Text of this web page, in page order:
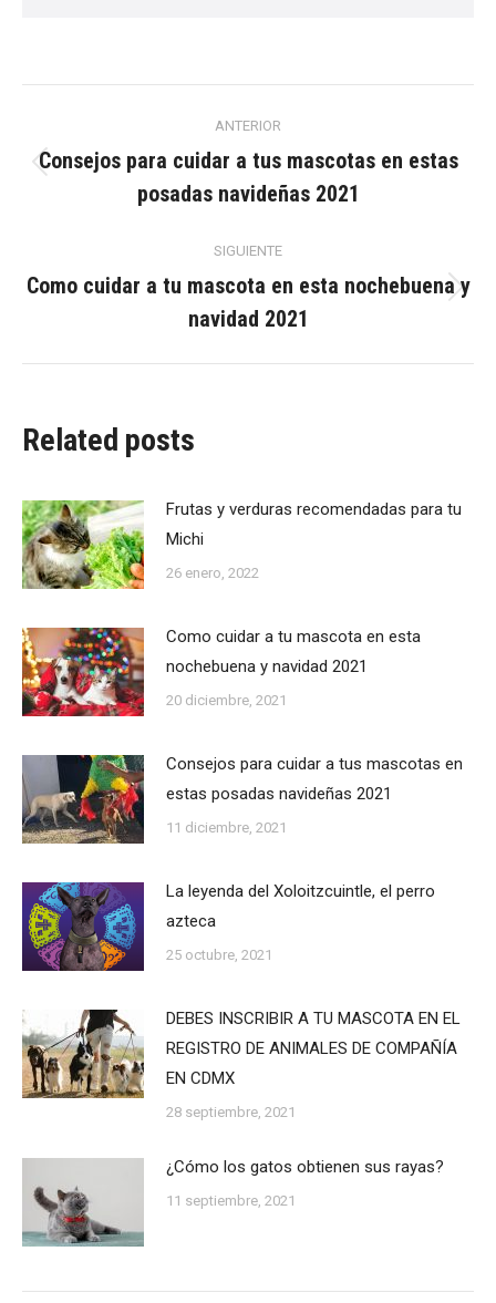
Navegación
entre
publicaciones
ANTERIOR
Publicación
anterior:
Consejos para cuidar a tus mascotas en estas
posadas navideñas 2021
SIGUIENTE
Publicación
siguiente:
Como cuidar a tu mascota en esta nochebuena y
navidad 2021
Related posts
Frutas y verduras recomendadas para tu
Michi
26 enero, 2022
Como cuidar a tu mascota en esta
nochebuena y navidad 2021
20 diciembre, 2021
Consejos para cuidar a tus mascotas en
estas posadas navideñas 2021
11 diciembre, 2021
La leyenda del Xoloitzcuintle, el perro
azteca
25 octubre, 2021
DEBES INSCRIBIR A TU MASCOTA EN EL
REGISTRO DE ANIMALES DE COMPAÑÍA
EN CDMX
28 septiembre, 2021
¿Cómo los gatos obtienen sus rayas?
11 septiembre, 2021